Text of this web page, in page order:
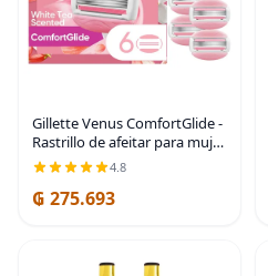
Gillette Venus ComfortGlide -
Rastrillo de afeitar para mujer,
té blanco (6 repuestos)
4.8
₲ 275.693